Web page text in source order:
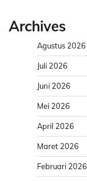
Archives
Agustus 2026
Juli 2026
Juni 2026
Mei 2026
April 2026
Maret 2026
Februari 2026